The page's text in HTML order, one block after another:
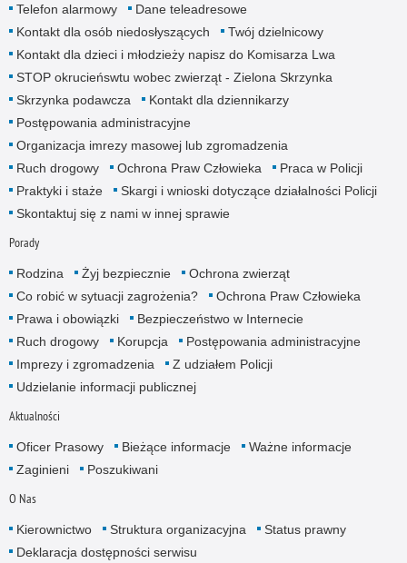
Telefon alarmowy
Dane teleadresowe
Kontakt dla osób niedosłyszących
Twój dzielnicowy
Kontakt dla dzieci i młodzieży napisz do Komisarza Lwa
STOP okrucieńswtu wobec zwierząt - Zielona Skrzynka
Skrzynka podawcza
Kontakt dla dziennikarzy
Postępowania administracyjne
Organizacja imrezy masowej lub zgromadzenia
Ruch drogowy
Ochrona Praw Człowieka
Praca w Policji
Praktyki i staże
Skargi i wnioski dotyczące działalności Policji
Skontaktuj się z nami w innej sprawie
Porady
Rodzina Żyj bezpiecznie
Ochrona zwierząt
Co robić w sytuacji zagrożenia?
Ochrona Praw Człowieka
Prawa i obowiązki
Bezpieczeństwo w Internecie
Ruch drogowy
Korupcja
Postępowania administracyjne
Imprezy i zgromadzenia
Z udziałem Policji
Udzielanie informacji publicznej
Aktualności
Oficer Prasowy Bieżące informacje
Ważne informacje
Zaginieni
Poszukiwani
O Nas
Kierownictwo Struktura organizacyjna
Status prawny
Deklaracja dostępności serwisu